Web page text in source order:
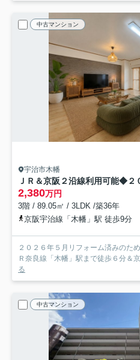
中古マンション
宇治市木幡
2,380万円
3階 / 89.05㎡ / 3LDK /築36年
京阪宇治線「木幡」駅 徒歩9分
２０２６年５月リフォーム済みのた
Ｒ奈良線「木幡」駅まで徒歩６分＆
る
中古マンション